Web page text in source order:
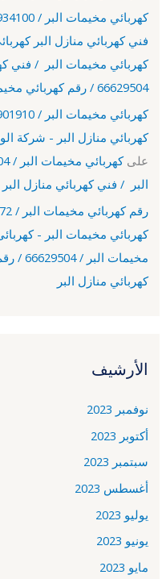
كهربائي مخيمات البر / فني
66629504 / رقم كهربائي مخيمات البر / فني كهربائي منازل البر
كهربائي منازل البر - شركة
على
البر / فني كهربائي منازل البر
كهربائي مخيمات البر -
كهربائي منازل البر
الأرشيف
نوفمبر 2023
أكتوبر 2023
سبتمبر 2023
أغسطس 2023
يوليو 2023
يونيو 2023
مايو 2023